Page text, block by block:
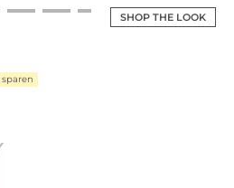
SHOP THE LOOK
sparen